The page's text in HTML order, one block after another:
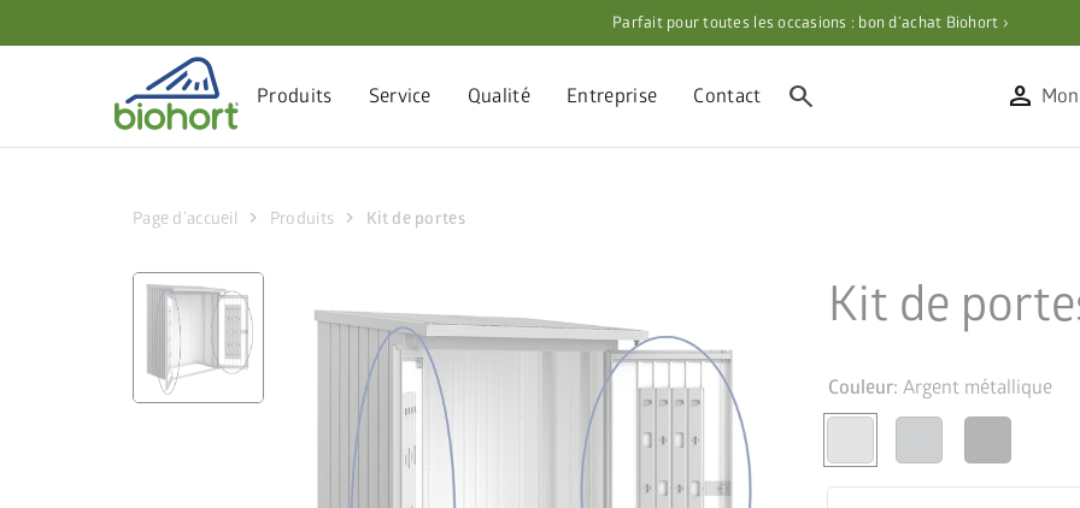
Parfait pour toutes les occasions : bon d’achat Biohort ›
Produits Service Qualité Entreprise Contact search person
Page d’accueil chevron_right Produits chevron_right Kit de portes
Kit de
Couleur: Argent métallique